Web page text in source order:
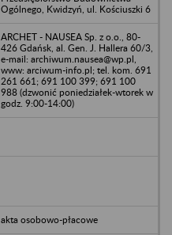
Ogólnego, Kwidzyń, ul. Kościuszki 6
ARCHET - NAUSEA Sp. z o.o., 80-
426 Gdańsk, al. Gen. J. Hallera 60/3,
e-mail: archiwum.nausea@wp.pl,
www: arciwum-info.pl; tel. kom. 691
261 661; 691 100 399; 691 100
988 (dzwonić poniedziałek-wtorek w
godz. 9:00-14:00)
akta osobowo-płacowe